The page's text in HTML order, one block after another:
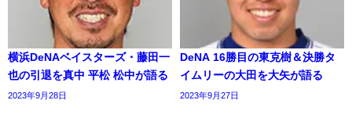
横浜DeNAベイスターズ・藤田一
也の引退を真中 平松 松中が語る
2023年9月28日
DeNA 16勝目の東克樹＆決勝タ
イムリーの大田を大矢が語る
2023年9月27日